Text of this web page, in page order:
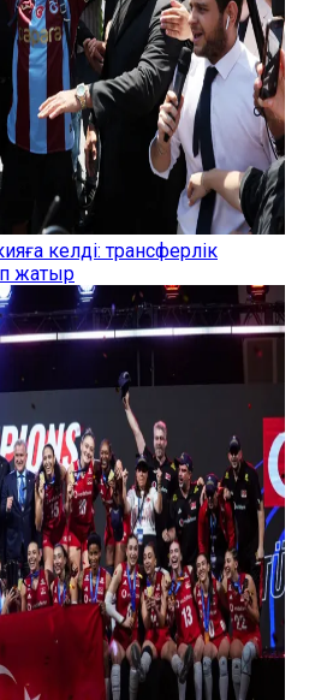
келді: трансферлік
жатыр